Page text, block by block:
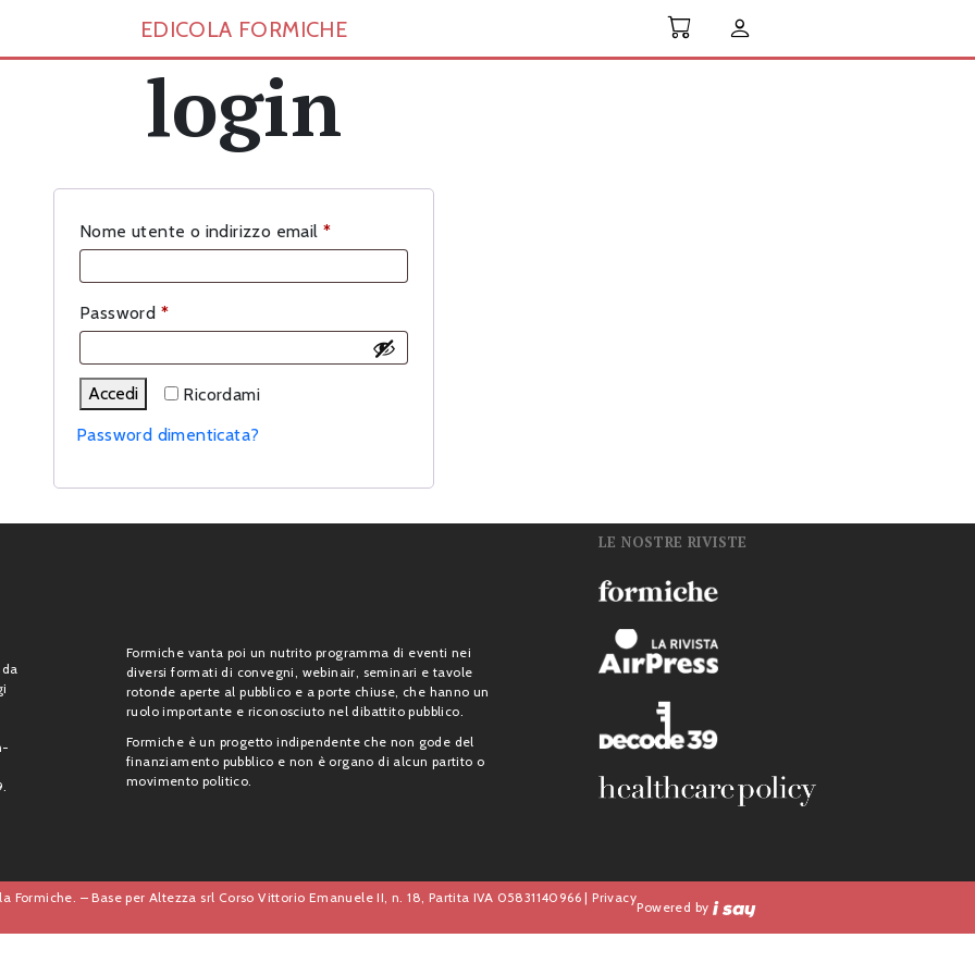
EDICOLA FORMICHE
login
Nome utente o indirizzo email *Richiesto
Password *Richiesto
Ricordami
Accedi
Password dimenticata?
Formiche vanta poi un nutrito programma di eventi nei
diversi formati di convegni, webinair, seminari e tavole
rotonde aperte al pubblico e a porte chiuse, che hanno un
ruolo importante e riconosciuto nel dibattito pubblico.
Formiche è un progetto indipendente che non gode del
finanziamento pubblico e non è organo di alcun partito o
movimento politico.
LE NOSTRE RIVISTE
Formiche. – Base per Altezza srl Corso Vittorio Emanuele II, n. 18, Partita IVA 05831140966 |Privacy
Powered by